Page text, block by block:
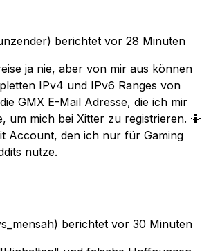
berichtet vor 28 Minuten
ja nie, aber von mir aus können
IPv4 und IPv6 Ranges von
GMX E-Mail Adresse, die ich mir
um mich bei Xitter zu registrieren. 🤷
Account, den ich nur für Gaming
nutze.
berichtet vor 30 Minuten